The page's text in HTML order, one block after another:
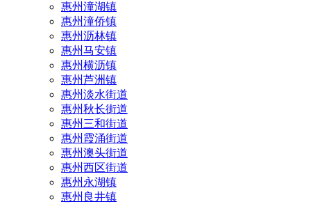
惠州潼湖镇
惠州潼侨镇
惠州沥林镇
惠州马安镇
惠州横沥镇
惠州芦洲镇
惠州淡水街道
惠州秋长街道
惠州三和街道
惠州霞涌街道
惠州澳头街道
惠州西区街道
惠州永湖镇
惠州良井镇